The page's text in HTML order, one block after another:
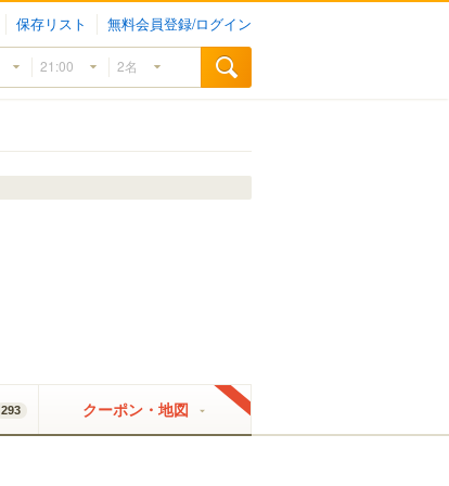
保存リスト 無料会員登録/ログイン
293 クーポン・地図